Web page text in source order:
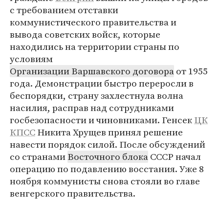
с требованием отставки
коммунистического правительства и
вывода советских войск, которые
находились на территории страны по
условиям
Организации Варшавского договораот 1955
года. Демонстрации быстро переросли в
беспорядки, страну захлестнула волна
насилия, расправ над сотрудниками
госбезопасности и чиновниками. ГенсекЦК
КПССНикита Хрущев принял решение
навести порядок силой. После обсуждений
со странамиВосточного блокаСССР начал
операцию по подавлению восстания. Уже 8
ноября коммунисты снова стояли во главе
венгерского правительства.